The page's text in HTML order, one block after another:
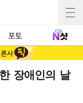
포토
장애인의 날